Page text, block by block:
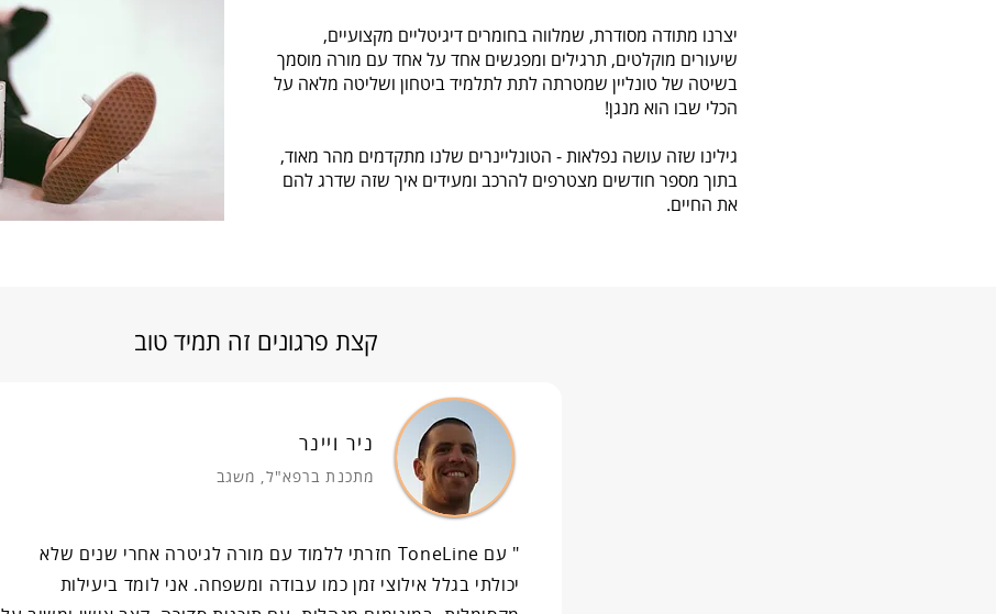
יצרנו מתודה מסודרת, שמלווה בחומרים דיגיטליים מקצועיים,
שיעורים מוקלטים, תרגילים ומפגשים אחד על אחד עם מורה מוסמך
בשיטה של טונליין שמטרתה לתת לתלמיד ביטחון ושליטה מלאה על
הכלי שבו הוא מנגן!
גילינו שזה עושה נפלאות - הטונליינרים שלנו מתקדמים מהר מאוד,
בתוך מספר חודשים מצטרפים להרכב ומעידים איך שזה שדרג להם
את החיים.
קצת פרגונים זה תמיד טוב
ניר ויינר
מתכנת ברפא"ל, משגב
" עם ToneLine חזרתי ללמוד עם מורה לגיטרה אחרי שנים שלא
יכולתי בגלל אילוצי זמן כמו עבודה ומשפחה. אני לומד ביעילות